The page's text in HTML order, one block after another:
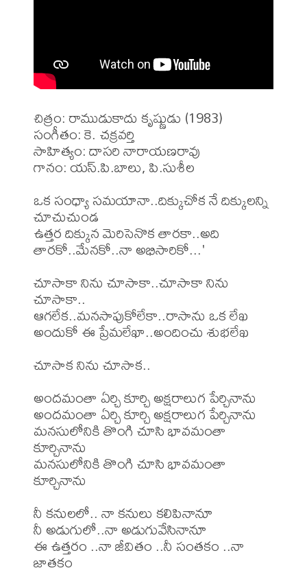
చిత్రం: రాముడుకాదు కృష్ణుడు (1983)
సంగీతం: కె. చక్రవర్తి
సాహిత్యం: దాసరి నారాయణరావు
గానం: యస్.పి.బాలు, పి.సుశీల
ఒక సంధ్యా సమయానా..దిక్కుచోక నే దిక్కులన్ని
చూచుచుండ
ఉత్తర దిక్కున మెరిసెనొక తారకా..అది
తారకో..మేనకో..నా అభిసారికో...'
చూసాకా నిను చూసాకా..చూసాకా నిను
చూసాకా..
ఆగలేక..మనసాపుకోలేకా..రాసాను ఒక లేఖ
అందుకో ఈ ప్రేమలేఖా..అందించు శుభలేఖ
చూసాక నిను చూసాక..
అందమంతా ఏర్చి కూర్చి అక్షరాలుగ పేర్చినాను
అందమంతా ఏర్చి కూర్చి అక్షరాలుగ పేర్చినాను
మనసులోనికి తొంగి చూసి భావమంతా
కూర్చినాను
మనసులోనికి తొంగి చూసి భావమంతా
కూర్చినాను
నీ కనులలో.. నా కనులు కలిపినానూ
నీ అడుగులో..నా అడుగువేసినానూ
ఈ ఉత్తరం ..నా జీవితం ..నీ సంతకం ..నా
జాతకం